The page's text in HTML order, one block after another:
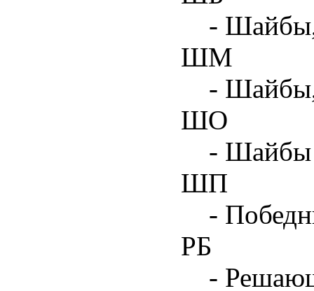
- Шайбы,
ШМ
- Шайбы,
ШО
- Шайбы
ШП
-
РБ
-